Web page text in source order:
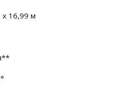
x 16,99 м